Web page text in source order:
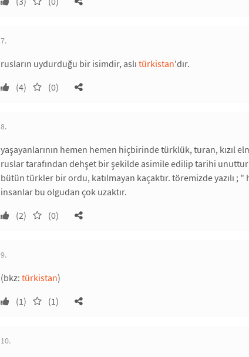
7.
rusların uydurduğu bir isimdir, aslı türkistan'dır.
(4)
(0)
8.
yaşayanlarının hemen hemen hiçbirinde türklük, turan, kızıl
ruslar tarafından dehşet bir şekilde asimile edilip tarihi
bütün türkler bir ordu, katılmayan kaçaktır. töremizde yazılı
insanlar bu olgudan çok uzaktır.
(2)
(0)
9.
(bkz: türkistan)
(1)
(1)
10.